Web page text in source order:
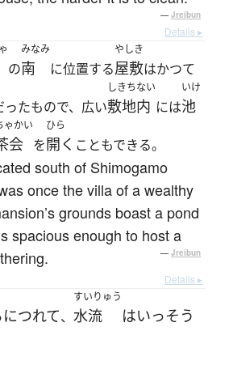
— Jreibun
Details ▸
の
みなみ
南 に位置する
やしき
屋敷はかつて
ったもので、広い
しきちない
敷地内 には
いけ
池
ゃかい
会 を
ひら
開く こともできる。
south of Shimogamo
once the villa of a wealthy
grounds boast a pond
spacious enough to host a
— Jreibun
Details ▸
につれて、
すいりゅう
水流 はいっそう